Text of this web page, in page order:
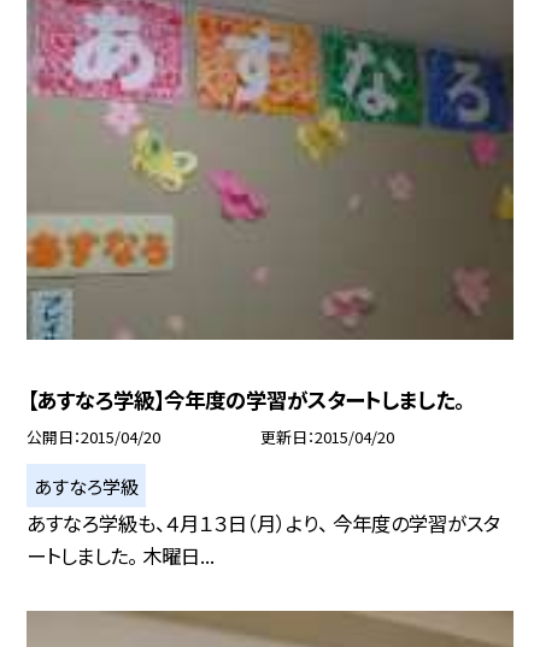
【あすなろ学級】今年度の学習がスタートしました。
公開日 2015/04/20 更新日 2015/04/20
あすなろ学級
あすなろ学級も、４月１３日（月）より、 今年度の学習がスタ
ートしました。 木曜日...